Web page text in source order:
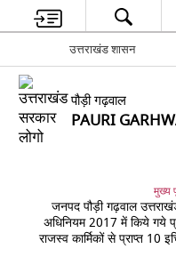
उत्तराखंड शासन
पौड़ी गढ़वाल
PAURI
मुख्य
जनपद पौड़ी गढ़वाल
अधिनियम 2017 में किये गये
राजस्व कार्मिकों से प्राप्त 10